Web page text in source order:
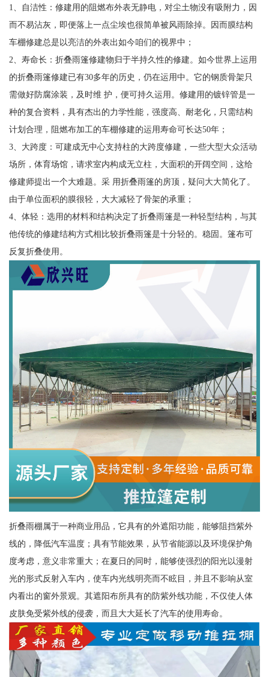
1、自洁性：修建用的阻燃布外表无静电，对尘土物没有吸附力，因
而不易沾灰，即便落上一点尘埃也很简单被风雨除掉。因而膜结构
车棚修建总是以亮洁的外表出如今咱们的视界中；
2、寿命长：折叠雨篷修建物归于半持久性的修建。如今世界上运用
的折叠雨篷修建已有30多年的历史，仍在运用中。它的钢质骨架只
需做好防腐涂装，及时维 护，便可持久运用。修建用的镀锌管是一
种的复合资料，具有杰出的力学性能，强度高、耐老化，只需结构
计划合理，阻燃布加工的车棚修建的运用寿命可长达50年；
3、大跨度：可建成无中心支持柱的大跨度修建，一些大型大众活动
场所，体育场馆，请求室内构成无立柱，大面积的开阔空间，这给
修建师提出一个大难题。采 用折叠雨篷的房顶，疑问大大简化了。
由于单位面积的膜很轻，大大减轻了骨架的承重；
4、体轻：选用的材料和结构决定了折叠雨篷是一种轻型结构，与其
他传统的修建结构方式相比较折叠雨篷是十分轻的。稳固。篷布可
反复折叠使用。
折叠雨棚属于一种商业用品，它具有的外遮阳功能，能够阻挡紫外
线的，降低汽车温度；具有节能效果，从节省能源以及环境保护角
度考虑，意义非常重大；在夏日的同时，能够使强烈的阳光以漫射
光的形式反射入车内，使车内光线明亮而不眩目，并且不影响从室
内看出的窗外景观。其遮阳布所具有的防紫外线功能，不仅使人体
皮肤免受紫外线的侵袭，而且大大延长了汽车的使用寿命。